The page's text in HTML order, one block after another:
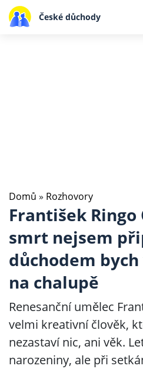
České důchody
Domů » Rozhovory
František Ringo
smrt nejsem
důchodem
na chalupě
Renesanční umělec
velmi kreativní člověk,
nezastaví nic, ani věk.
narozeniny, ale při